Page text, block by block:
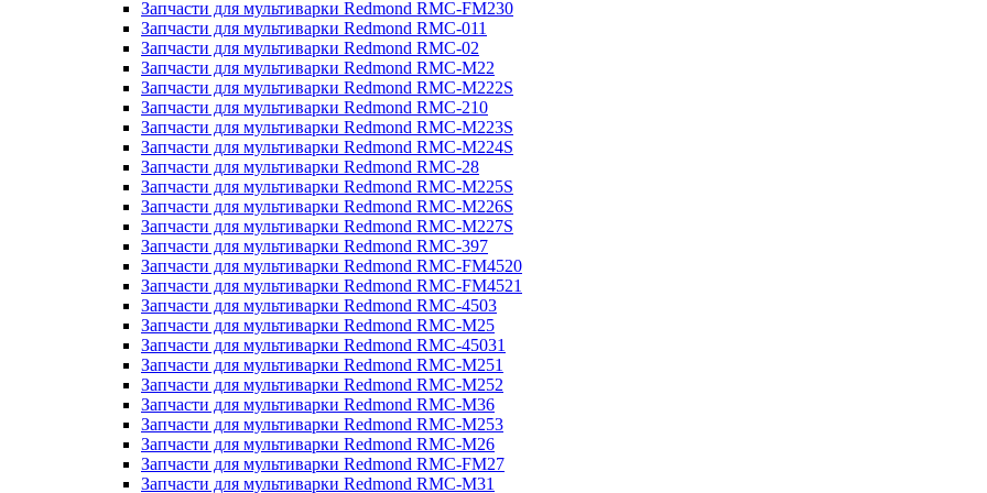
Запчасти для мультиварки Redmond RMC-FM230
Запчасти для мультиварки Redmond RMC-011
Запчасти для мультиварки Redmond RMC-02
Запчасти для мультиварки Redmond RMC-M22
Запчасти для мультиварки Redmond RMC-M222S
Запчасти для мультиварки Redmond RMC-210
Запчасти для мультиварки Redmond RMC-M223S
Запчасти для мультиварки Redmond RMC-M224S
Запчасти для мультиварки Redmond RMC-28
Запчасти для мультиварки Redmond RMC-M225S
Запчасти для мультиварки Redmond RMC-M226S
Запчасти для мультиварки Redmond RMC-M227S
Запчасти для мультиварки Redmond RMC-397
Запчасти для мультиварки Redmond RMC-FM4520
Запчасти для мультиварки Redmond RMC-FM4521
Запчасти для мультиварки Redmond RMC-4503
Запчасти для мультиварки Redmond RMC-M25
Запчасти для мультиварки Redmond RMC-45031
Запчасти для мультиварки Redmond RMC-M251
Запчасти для мультиварки Redmond RMC-M252
Запчасти для мультиварки Redmond RMC-M36
Запчасти для мультиварки Redmond RMC-M253
Запчасти для мультиварки Redmond RMC-M26
Запчасти для мультиварки Redmond RMC-FM27
Запчасти для мультиварки Redmond RMC-M31